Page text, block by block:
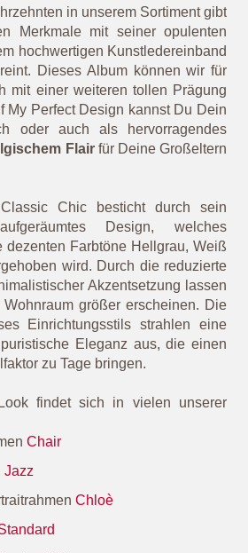
in unserem Sortiment gibt
Merkmale mit seiner opulenten
hochwertigen Kunstledereinband
Dieses Album können wir für
mit einer weiteren tollen Prägung
My Perfect Design kannst Du Dein
oder auch als hervorragendes
Flairfür Deine Großeltern
Chic besticht durch sein
Design, welches
dezenten Farbtöne Hellgrau, Weiß
wird. Durch die reduzierte
Akzentsetzung lassen
größer erscheinen. Die
Einrichtungsstils strahlen eine
Eleganz aus, die einen
zu Tage bringen.
findet sich in vielen unserer
Chair
Jazz
Chloè